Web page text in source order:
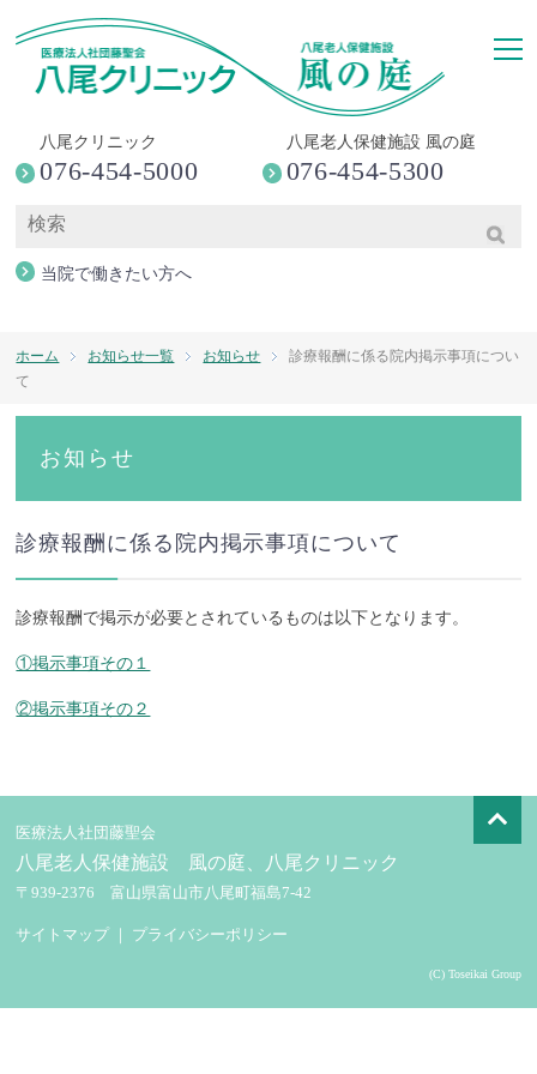
八尾クリニック
076-454-5000
八尾老人保健施設 風の庭
076-454-5300
当院で働きたい方へ
ホーム お知らせ一覧 お知らせ
診療報酬に係る院内掲示事項につい
て
お知らせ
診療報酬に係る院内掲示事項について
診療報酬で掲示が必要とされているものは以下となります。
①掲示事項その１
②掲示事項その２
医療法人社団藤聖会
八尾老人保健施設 風の庭、八尾クリニック
〒939-2376 富山県富山市八尾町福島7-42
サイトマップ｜ プライバシーポリシー
(C) Toseikai Group